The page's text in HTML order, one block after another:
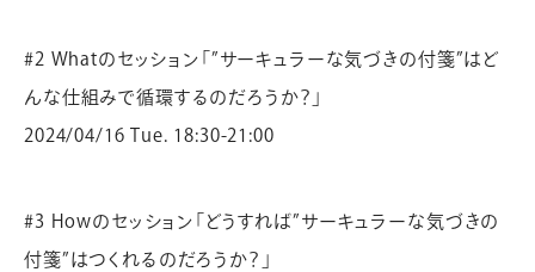
CONTACT
#2 Whatのセッション「”サーキュラーな気づきの付箋”はど
んな仕組みで循環するのだろうか？」
2024/04/16 Tue. 18:30-21:00
#3 Howのセッション「どうすれば”サーキュラーな気づきの
付箋”はつくれるのだろうか？」